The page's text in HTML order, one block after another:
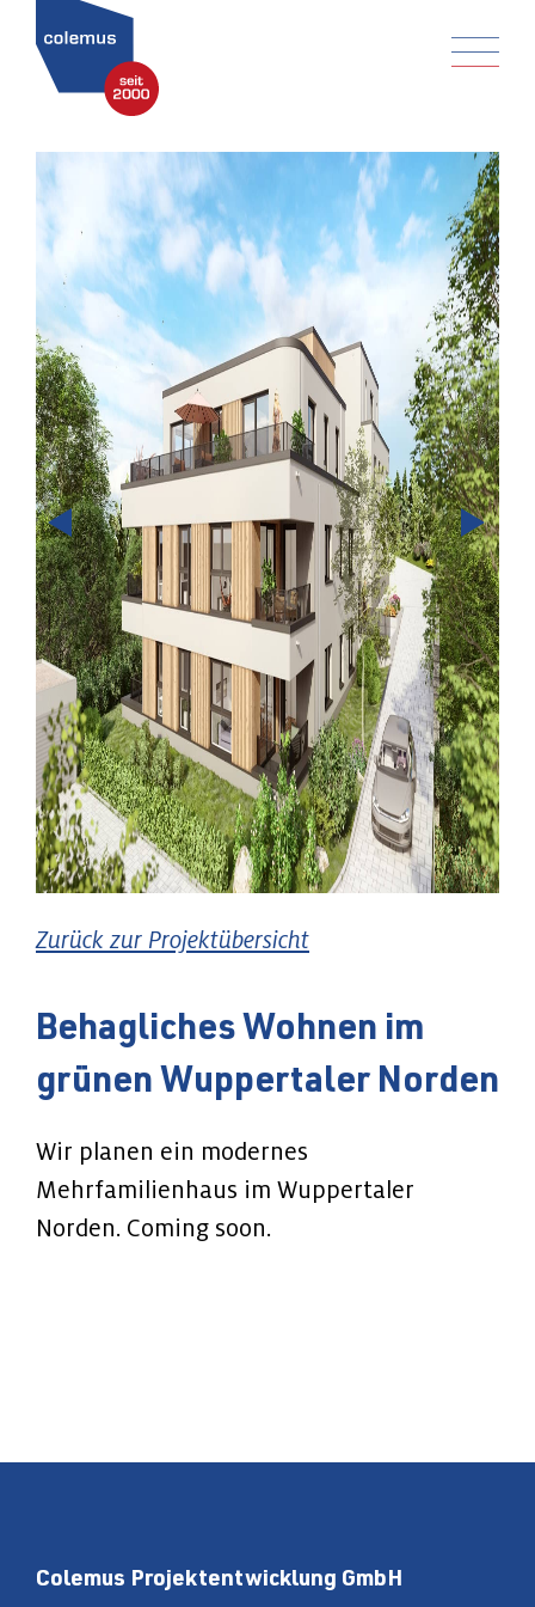
Prev Next
Zurück zur Projektübersicht
Behagliches Wohnen im
grünen Wuppertaler Norden
Wir planen ein modernes
Mehrfamilienhaus im Wuppertaler
Norden. Coming soon.
Colemus Projektentwicklung GmbH